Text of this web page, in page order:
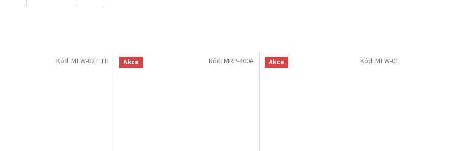
Kód: MEW-02 ETH Akce Kód: MRP-400A Akce Kód: MEW-01